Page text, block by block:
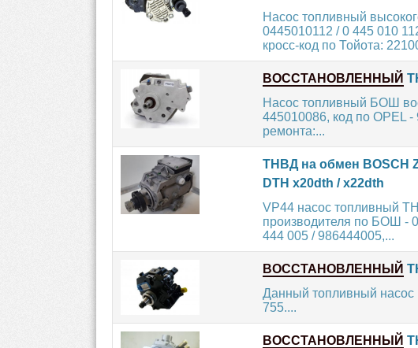
Насос топливный
0445010112 / 0 445 010
кросс-код по Тойота:
ВОССТАНОВЛЕННЫЙ
Насос топливный БОШ
445010086, код по OPEL
ремонта:...
ТНВД на обмен BOSCH
DTH x20dth / x22dth
VP44 насос топливный
производителя по БОШ -
444 005 / 986444005,...
ВОССТАНОВЛЕННЫЙ
Данный топливный
755....
ВОССТАНОВЛЕННЫЙ